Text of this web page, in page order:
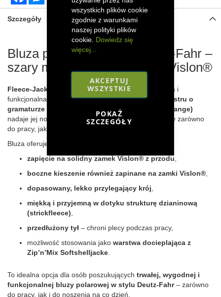
wszystkich plików cookie
zgodnie z warunkami
naszej polityki plików
cookie. Dowiedz się
więcej...
AKCEPTUJ
WSZYSTKIE
POKAŻ
SZCZEGÓŁY
Szczegóły
Bluza polarowa męska Deutz-Fahr –
szary melanż, 300 g, zamek Vislon®
Fleece-Jacke Herren Deutz-Fahrto wygodna, ciepła i
funkcjonalna bluza polarowa wykonana z100% poliestru o
gramaturze 300 g/m²
szary melanż (Graumelange)
nadaje jej nowoczesny, uniwersalny charakter, idealny zarówno
do pracy, jak i na co dzień.
Bluza oferuje:
zapięcie na solidny zamek Vislon® z przodu
boczne kieszenie również zapinane na zamki Vislon®
dopasowany, lekko przylegający krój
miękką i przyjemną w dotyku strukturę dzianinową
(strickfleece)
przedłużony tył – chroni plecy podczas pracy,
możliwość stosowania jako warstwa docieplająca z
Zip’n’Mix Softshelljacke
To idealna opcja dla osób poszukujących trwałej, wygodnej i
funkcjonalnej bluzy polarowej w stylu Deutz-Fahr– zarówno
do pracy, jak i do noszenia na co dzień.